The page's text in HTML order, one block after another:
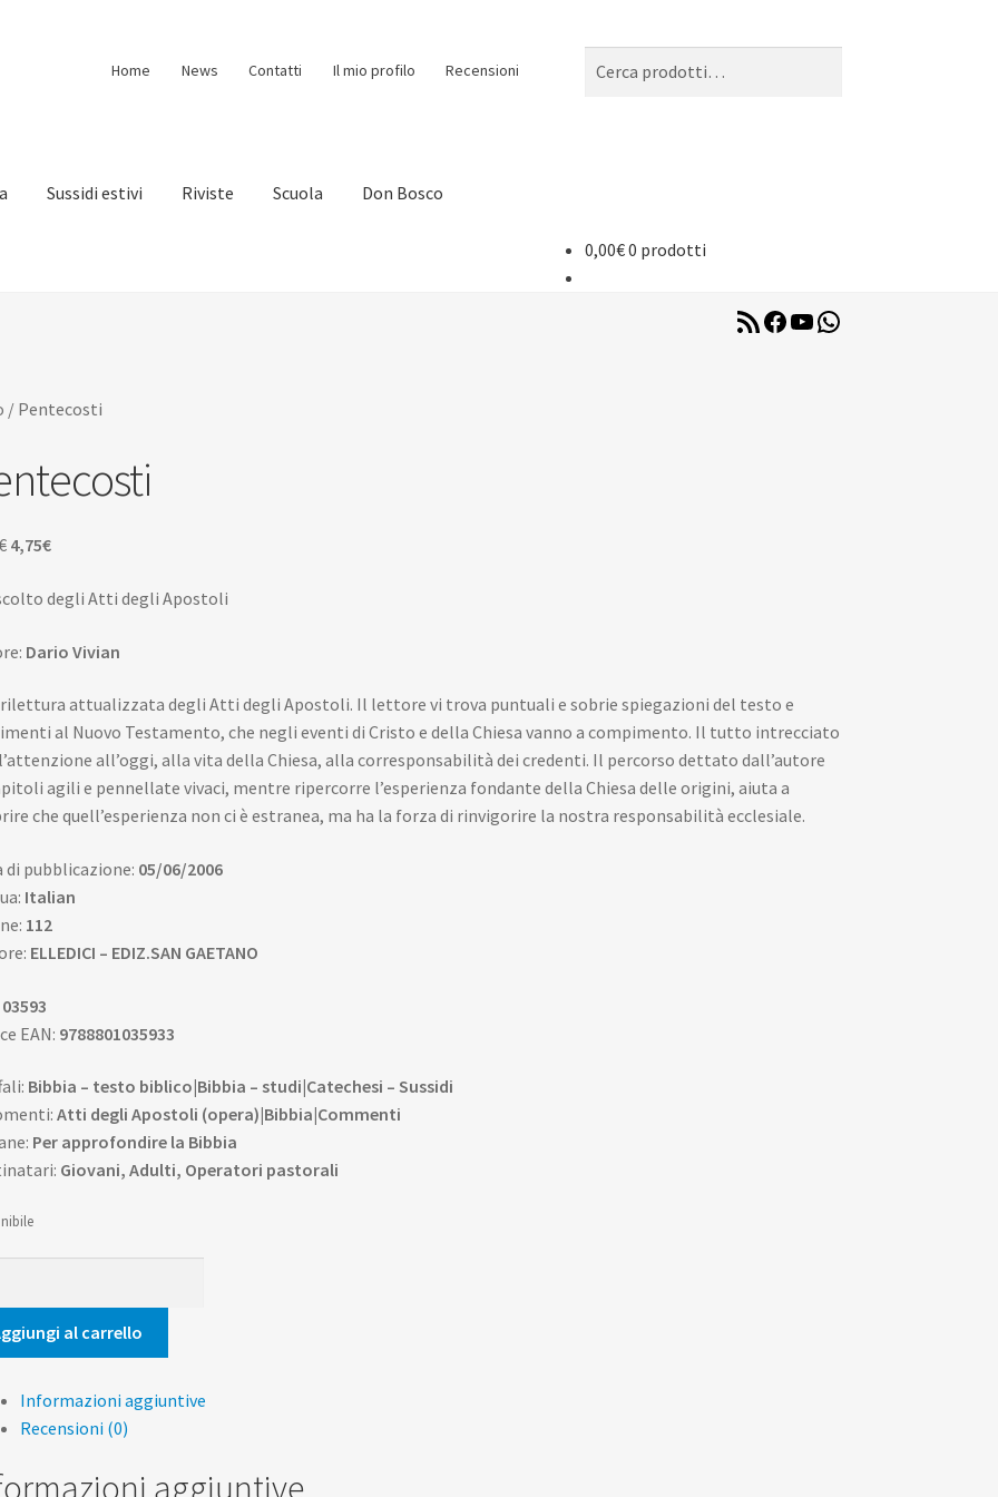
Home News Contatti Il mio profilo Recensioni
Sussidi estivi Riviste Scuola Don Bosco
0,00€0 prodotti
RSS Facebook
YouTube
/ Pentecosti
Il
originale
5,00€.
4,75€Il
attuale
4,75€.
degli Atti degli Apostoli
Dario Vivian
attualizzata degli Atti degli Apostoli. Il lettore vi trova puntuali e sobrie spiegazioni del testo e
al Nuovo Testamento, che negli eventi di Cristo e della Chiesa vanno a compimento. Il tutto intrecciato
all’oggi, alla vita della Chiesa, alla corresponsabilità dei credenti. Il percorso dettato dall’autore
agili e pennellate vivaci, mentre ripercorre l’esperienza fondante della Chiesa delle origini, aiuta a
che quell’esperienza non ci è estranea, ma ha la forza di rinvigorire la nostra responsabilità ecclesiale.
di pubblicazione: 05/06/2006
Italian
112
ELLEDICI – EDIZ.SAN GAETANO
03593
EAN: 9788801035933
Bibbia – testo biblico|Bibbia – studi|Catechesi – Sussidi
Atti degli Apostoli (opera)|Bibbia|Commenti
Per approfondire la Bibbia
Giovani, Adulti, Operatori pastorali
al carrello
Informazioni aggiuntive
Recensioni (0)